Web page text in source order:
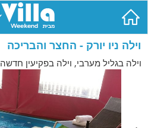
וילה ניו יורק - החצר והבריכה
וילה בגליל מערבי, וילה בפקיעין חדשה